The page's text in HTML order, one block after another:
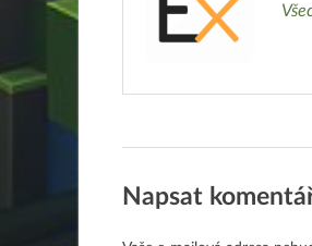
Napsat